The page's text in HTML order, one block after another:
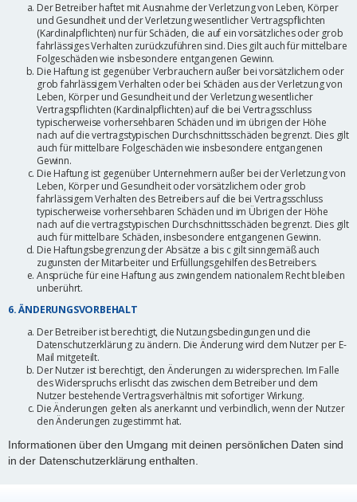
Der Betreiber haftet mit Ausnahme der Verletzung von Leben, Körper
und Gesundheit und der Verletzung wesentlicher Vertragspflichten
(Kardinalpflichten) nur für Schäden, die auf ein vorsätzliches oder grob
fahrlässiges Verhalten zurückzuführen sind. Dies gilt auch für mittelbare
Folgeschäden wie insbesondere entgangenen Gewinn.
Die Haftung ist gegenüber Verbrauchern außer bei vorsätzlichem oder
grob fahrlässigem Verhalten oder bei Schäden aus der Verletzung von
Leben, Körper und Gesundheit und der Verletzung wesentlicher
Vertragspflichten (Kardinalpflichten) auf die bei Vertragsschluss
typischerweise vorhersehbaren Schäden und im übrigen der Höhe
nach auf die vertragstypischen Durchschnittsschäden begrenzt. Dies gilt
auch für mittelbare Folgeschäden wie insbesondere entgangenen
Gewinn.
Die Haftung ist gegenüber Unternehmern außer bei der Verletzung von
Leben, Körper und Gesundheit oder vorsätzlichem oder grob
fahrlässigem Verhalten des Betreibers auf die bei Vertragsschluss
typischerweise vorhersehbaren Schäden und im Übrigen der Höhe
nach auf die vertragstypischen Durchschnittsschäden begrenzt. Dies gilt
auch für mittelbare Schäden, insbesondere entgangenen Gewinn.
Die Haftungsbegrenzung der Absätze a bis c gilt sinngemäß auch
zugunsten der Mitarbeiter und Erfüllungsgehilfen des Betreibers.
Ansprüche für eine Haftung aus zwingendem nationalem Recht bleiben
unberührt.
6. ÄNDERUNGSVORBEHALT
Der Betreiber ist berechtigt, die Nutzungsbedingungen und die
Datenschutzerklärung zu ändern. Die Änderung wird dem Nutzer per E-
Mail mitgeteilt.
Der Nutzer ist berechtigt, den Änderungen zu widersprechen. Im Falle
des Widerspruchs erlischt das zwischen dem Betreiber und dem
Nutzer bestehende Vertragsverhältnis mit sofortiger Wirkung.
Die Änderungen gelten als anerkannt und verbindlich, wenn der Nutzer
den Änderungen zugestimmt hat.
Informationen über den Umgang mit deinen persönlichen Daten sind
in der Datenschutzerklärung enthalten.